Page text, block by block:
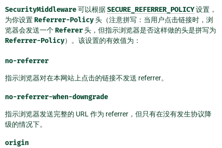
SecurityMiddleware可以根据SECURE_REFERRER_POLICY设置，
为你设置Referrer-Policy头（注意拼写：当用户点击链接时，浏
览器会发送一个Referer头，但指示浏览器是否这样做的头是拼写为
Referrer-Policy）。该设置的有效值为：
no-referrer
指示浏览器对在本网站上点击的链接不发送 referrer。
no-referrer-when-downgrade
指示浏览器发送完整的 URL 作为 referrer，但只有在没有发生协议降
级的情况下。
origin